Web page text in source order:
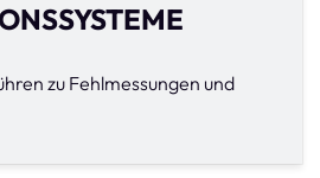
zu Fehlmessungen und